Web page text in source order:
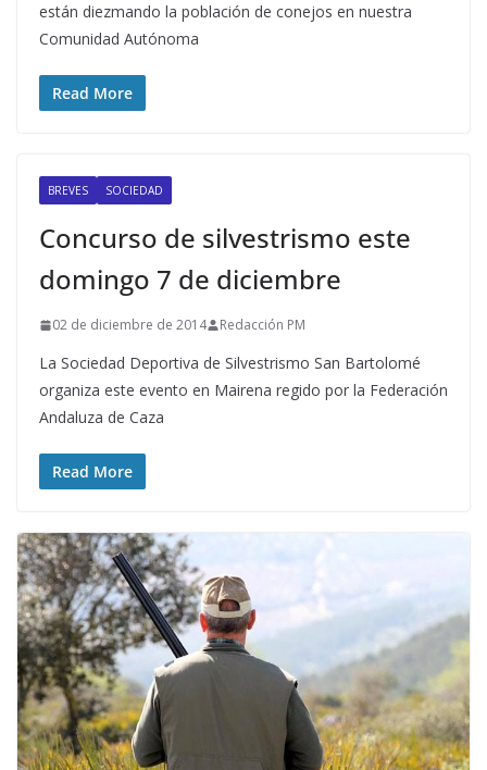
están diezmando la población de conejos en nuestra
Comunidad Autónoma
Read More
BREVES SOCIEDAD
Concurso de silvestrismo este
domingo 7 de diciembre
02 de diciembre de 2014 Redacción PM
La Sociedad Deportiva de Silvestrismo San Bartolomé
organiza este evento en Mairena regido por la Federación
Andaluza de Caza
Read More